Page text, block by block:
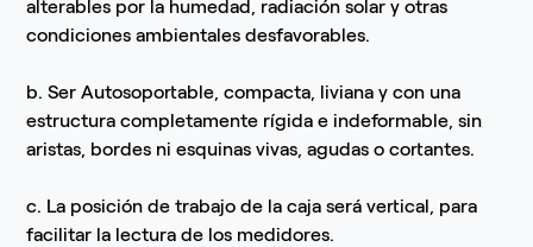
alterables por la humedad, radiación solar y otras
condiciones ambientales desfavorables.
b. Ser Autosoportable, compacta, liviana y con una
estructura completamente rígida e indeformable, sin
aristas, bordes ni esquinas vivas, agudas o cortantes.
c. La posición de trabajo de la caja será vertical, para
facilitar la lectura de los medidores.